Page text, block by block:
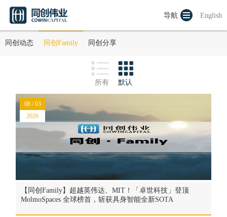
English
导航
同创动态 同创Family 同创分享
所有 默认
【同创Family】超越英伟达、MIT！「卓世科技」登顶
MolmoSpaces 全球榜首，斩获具身智能全新SOTA
08 / 03
2026